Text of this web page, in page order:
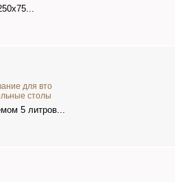
для вто
столы
5 литров...